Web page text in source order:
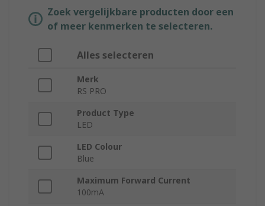
Zoek vergelijkbare producten door een
of meer kenmerken te selecteren.
Alles selecteren
Merk
RS PRO
Product Type
LED
LED Colour
Blue
Maximum Forward Current
100mA